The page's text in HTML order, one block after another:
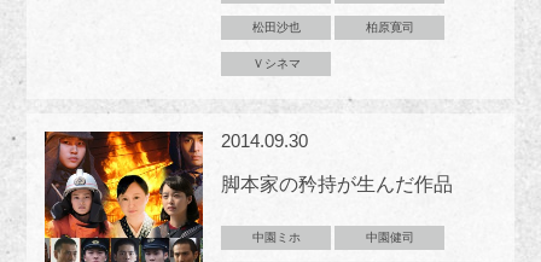
松田沙也 柏原寛司
Ｖシネマ
2014.09.30
脚本家の矜持が生んだ作品
中園ミホ 中園健司